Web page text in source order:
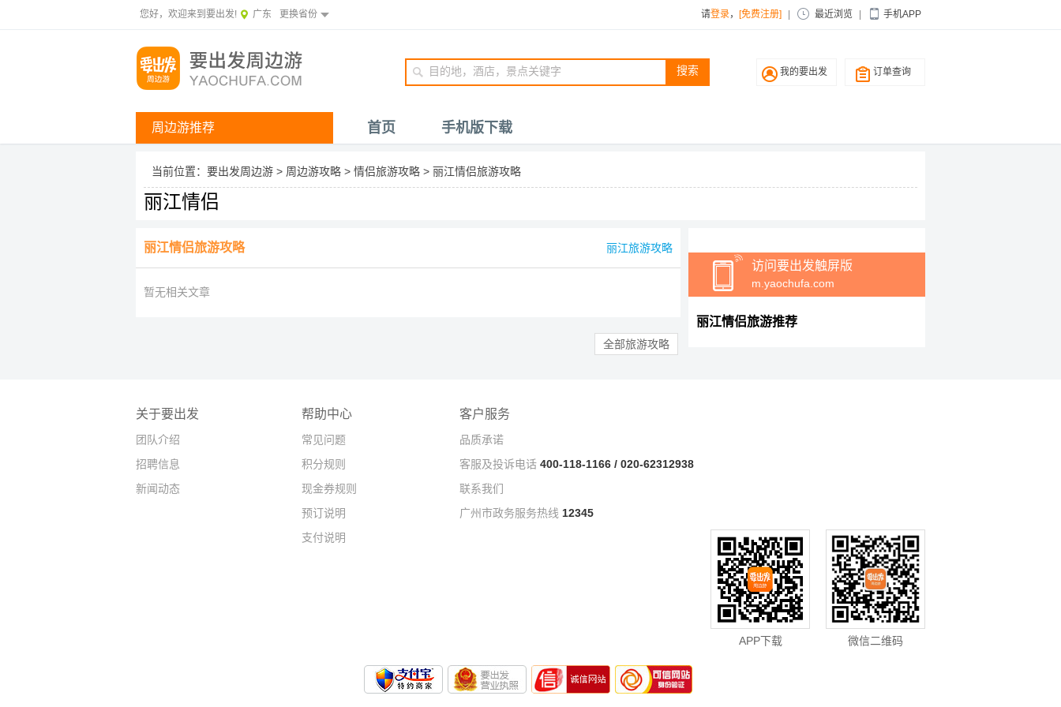
您好，欢迎来到要出发! 广东 更换省份 请登录， [免费注册] 最近浏览 手机APP
搜索 我的要出发 订单查询
周边游推荐 首页 手机版下载
当前位置： 要出发周边游 > 周边游攻略 > 情侣旅游攻略 > 丽江情侣旅游攻略
丽江情侣
丽江情侣旅游攻略 丽江旅游攻略
暂无相关文章
全部旅游攻略
访问要出发触屏版
m.yaochufa.com
丽江情侣旅游推荐
关于要出发
团队介绍
招聘信息
新闻动态
帮助中心
常见问题
积分规则
现金券规则
预订说明
支付说明
客户服务
品质承诺
客服及投诉电话 400-118-1166 / 020-62312938
联系我们
广州市政务服务热线 12345
APP下载 微信二维码